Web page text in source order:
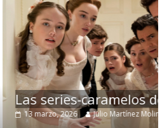
de Shondaland
Julio Martínez Molina 0